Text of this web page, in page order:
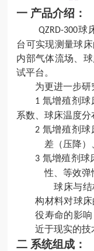
一 产品介绍：
QZRD-300球
台可实现测量球
内部气体流场、
试平台。
为更进一步研
1 氚增殖剂
系数 、球床温度分
2 氚增殖剂
差（压降）
3 氚增殖剂球
性、等效弹
球床与
构材料对球
役寿命的影
近于现实的技
二 系统组成：